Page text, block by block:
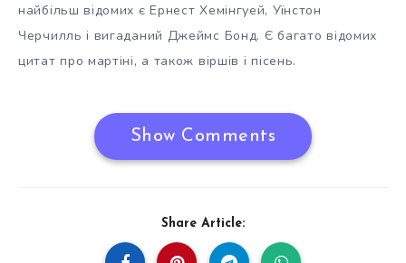
найбільш відомих є Ернест Хемінгуей, Уїнстон
Черчилль і вигаданий Джеймс Бонд. Є багато відомих
цитат про мартіні, а також віршів і пісень.
Show Comments
Share Article: